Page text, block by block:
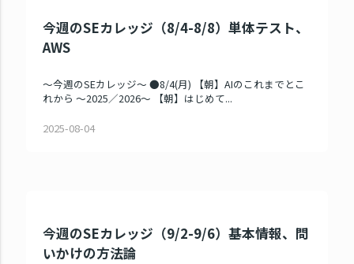
今週のSEカレッジ（8/4-8/8）単体テスト、
AWS
～今週のSEカレッジ～ ●8/4(月) 【朝】AIのこれまでとこ
れから ～2025／2026～ 【朝】はじめて...
2025-08-04
今週のSEカレッジ（9/2-9/6）基本情報、問
いかけの方法論